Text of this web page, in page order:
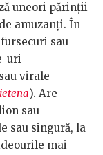
uneori părinții
amuzanți. În
sau
uri
virale
). Are
sau
sau singură, la
mai